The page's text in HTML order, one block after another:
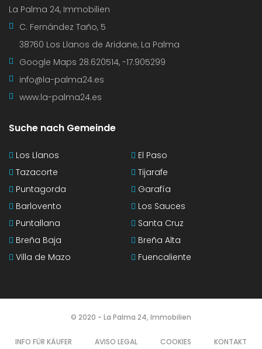
La Palma 24, Immobilien
C. Fernández Taño, 5
38760 Los Llanos de Aridane, La Palma
Google Maps 28.620514, -17.905299
info@la-palma24.es
www.la-palma24.es
Suche nach Gemeinde
Los Llanos
El Paso
Tazacorte
Tijarafe
Puntagorda
Garafía
Barlovento
Los Sauces
Puntallana
Santa Cruz
Breña Baja
Breña Alta
Villa de Mazo
Fuencaliente
© 2020 - La Palma 24, Immobilien
INFO FÜR KÄUFER AVISO LEGAL COOKIES KONTAKT